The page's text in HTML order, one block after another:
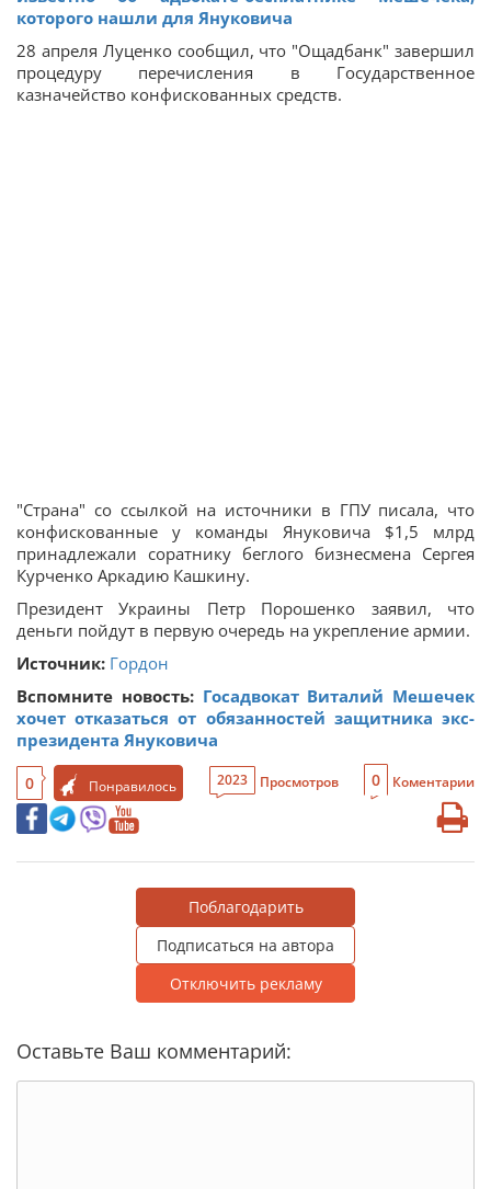
которого нашли для Януковича
28 апреля Луценко сообщил, что "Ощадбанк" завершил
процедуру перечисления в Государственное
казначейство конфискованных средств.
"Страна" со ссылкой на источники в ГПУ писала, что
конфискованные у команды Януковича $1,5 млрд
принадлежали соратнику беглого бизнесмена Сергея
Курченко Аркадию Кашкину.
Президент Украины Петр Порошенко заявил, что
деньги пойдут в первую очередь на укрепление армии.
Источник: Гордон
Вспомните новость: Госадвокат Виталий Мешечек
хочет отказаться от обязанностей защитника экс-
президента Януковича
0 Понравилось 2023 Просмотров 0 Коментарии
Поблагодарить
Подписаться на автора
Отключить рекламу
Оставьте Ваш комментарий: